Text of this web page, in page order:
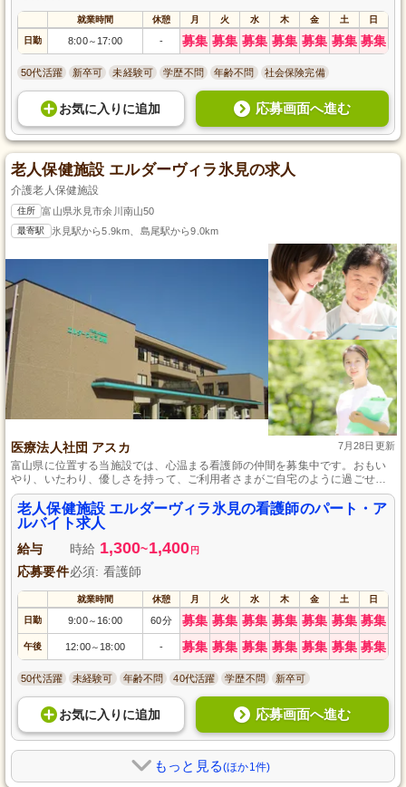
就業時間 休憩 月 火 水 木 金 土 日
日勤 8:00～ 17:00 - 募集 募集 募集 募集 募集 募集 募集
50代活躍 新卒可 未経験可 学歴不問 年齢不問 社会保険完備
お気に入り に追加 応募画面へ進む
老人保健施設 エルダーヴィラ氷見の求人
介護老人保健施設
住所 富山県氷見市余川南山50
最寄駅 氷見駅から5.9km、島尾駅から9.0km
医療法人社団 アスカ 7月28日更新
富山県に位置する当施設では、心温まる看護師の仲間を募集中です。おもい
やり、いたわり、優しさを持って、ご利用者さまがご自宅のように過ごせる
環境を一緒に作り上げましょう。看護師資格があれば、未経験でも安心して
始められるようサポート体制が整っています。働きやすさとチームワークの
良さが自慢です。
老人保健施設 エルダーヴィラ氷見の看護師のパート・ア
ルバイト求人
給与 時給 1,300~1,400 円
応募要件必須: 看護師
就業時間 休憩 月 火 水 木 金 土 日
日勤 9:00～ 16:00 60分 募集 募集 募集 募集 募集 募集 募集
午後 12:00～ 18:00 - 募集 募集 募集 募集 募集 募集 募集
50代活躍 未経験可 年齢不問 40代活躍 学歴不問 新卒可
お気に入り に追加 応募画面へ進む
もっと見る(ほか1件)